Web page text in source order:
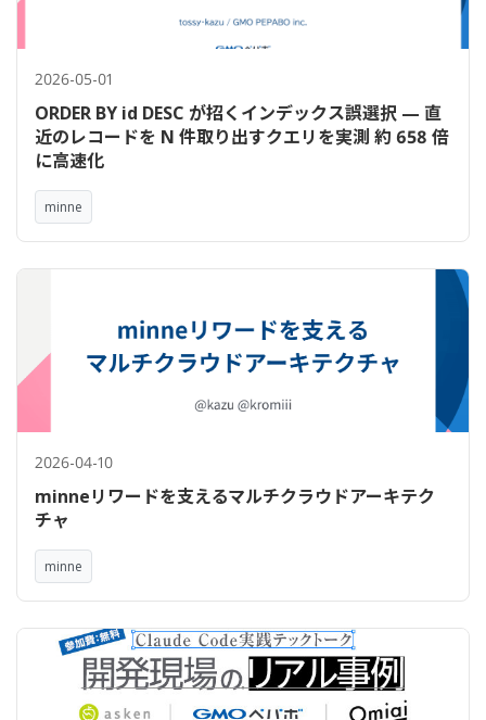
2026-05-01
ORDER BY id DESC が招くインデックス誤選択 — 直
近のレコードを N 件取り出すクエリを実測 約 658 倍
に高速化
minne
2026-04-10
minneリワードを支えるマルチクラウドアーキテク
チャ
minne